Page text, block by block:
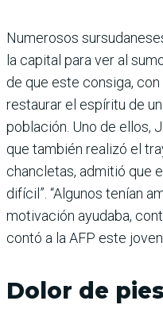
Numerosos
la capital para ver al
de que este consiga,
restaurar el espíritu de
población. Uno de ellos,
que también realizó el
chancletas, admitió que
difícil”. “Algunos tenían
motivación ayudaba,
contó a la AFP este
Dolor de pies